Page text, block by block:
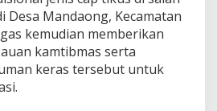
Desa Mandaong, Kecamatan
kemudian memberikan
kamtibmas serta
keras tersebut untuk